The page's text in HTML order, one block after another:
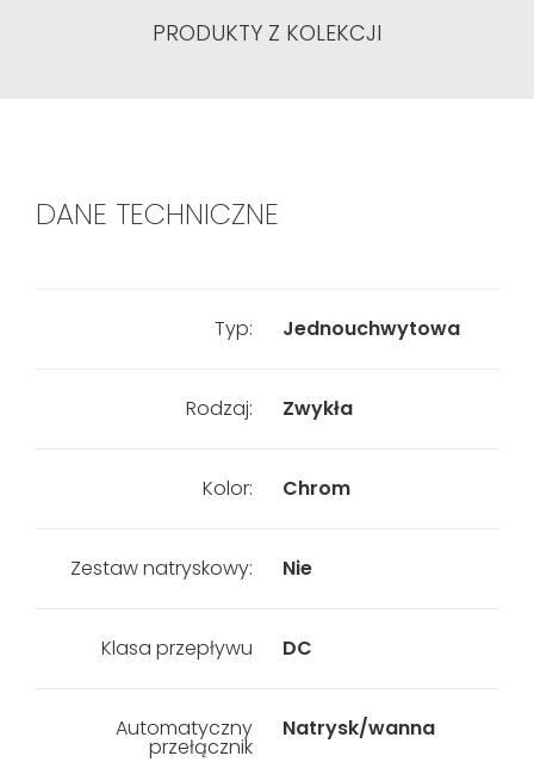
PRODUKTY Z KOLEKCJI
DANE TECHNICZNE
Typ: Jednouchwytowa
Rodzaj: Zwykła
Kolor: Chrom
Zestaw natryskowy: Nie
Klasa przepływu DC
Automatyczny
przełącznik
Natrysk/wanna